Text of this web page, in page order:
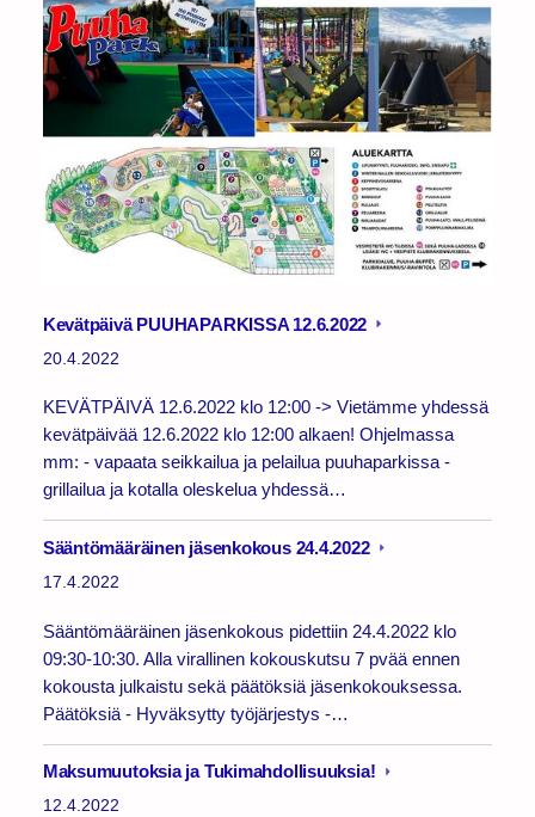
Kevätpäivä PUUHAPARKISSA 12.6.2022
20.4.2022
KEVÄTPÄIVÄ 12.6.2022 klo 12:00 -> Vietämme yhdessä
kevätpäivää 12.6.2022 klo 12:00 alkaen! Ohjelmassa
mm: - vapaata seikkailua ja pelailua puuhaparkissa -
grillailua ja kotalla oleskelua yhdessä…
Sääntömääräinen jäsenkokous 24.4.2022
17.4.2022
Sääntömääräinen jäsenkokous pidettiin 24.4.2022 klo
09:30-10:30. Alla virallinen kokouskutsu 7 pvää ennen
kokousta julkaistu sekä päätöksiä jäsenkokouksessa.
Päätöksiä - Hyväksytty työjärjestys -…
Maksumuutoksia ja Tukimahdollisuuksia!
12.4.2022